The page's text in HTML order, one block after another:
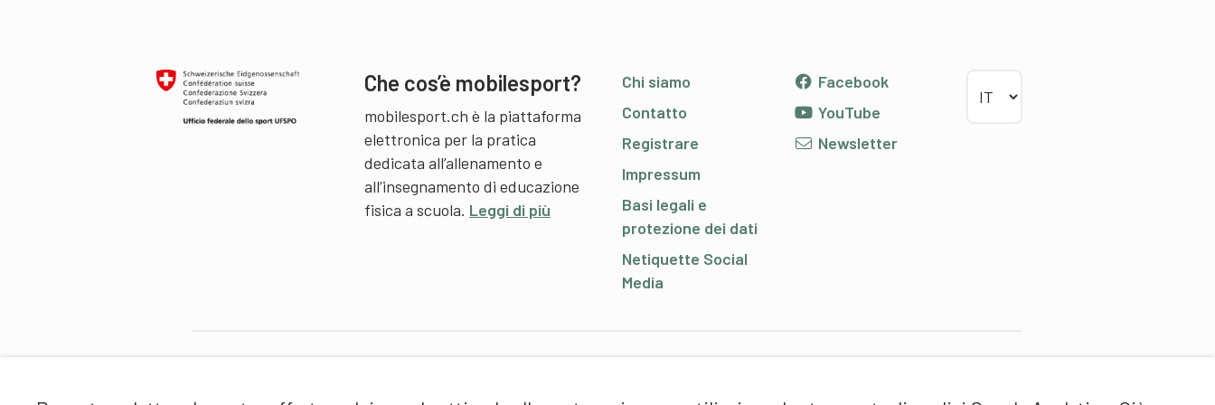
Che cos’è mobilesport?
mobilesport.ch è la piattaforma
elettronica per la pratica
dedicata all’allenamento e
all’insegnamento di educazione
fisica a scuola. Leggi di più
Chi siamo
Contatto
Registrare
Impressum
Basi legali e
protezione dei dati
Netiquette Social
Media
Facebook
YouTube
Newsletter